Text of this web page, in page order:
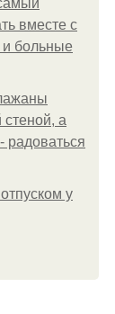
вместе с
больные
стеной, а
радоваться
у